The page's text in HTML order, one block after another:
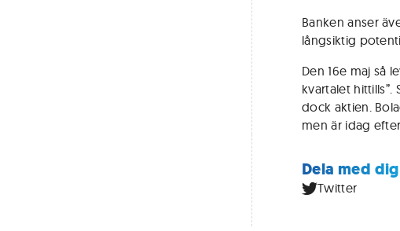
Banken anser
långsiktig
Den 16e maj så
kvartalet
dock aktien.
men är idag
Dela med dig
Twitter